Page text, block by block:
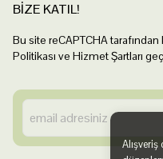
BİZE KATIL!
Bu site reCAPTCHA
Politikası ve Hizmet Şartları